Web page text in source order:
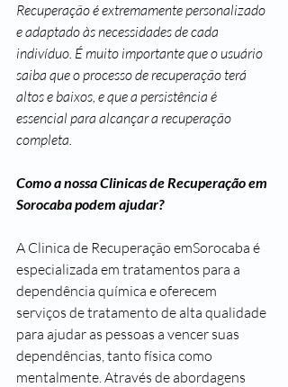
Recuperação é extremamente personalizado
e adaptado às necessidades de cada
indivíduo. É muito importante que o usuário
saiba que o processo de recuperação terá
altos e baixos, e que a persistência é
essencial para alcançar a recuperação
completa.
Como a nossa Clinicas de Recuperação em
Sorocaba podem ajudar?
A Clinica de Recuperação emSorocaba é
especializada em tratamentos para a
dependência química e oferecem
serviços de tratamento de alta qualidade
para ajudar as pessoas a vencer suas
dependências, tanto física como
mentalmente. Através de abordagens